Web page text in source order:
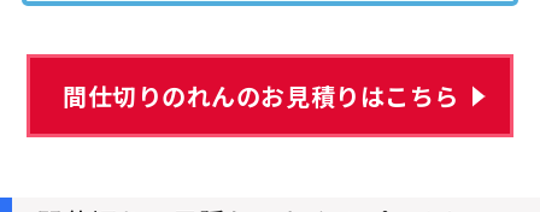
間仕切りのれんのお見積りはこちら